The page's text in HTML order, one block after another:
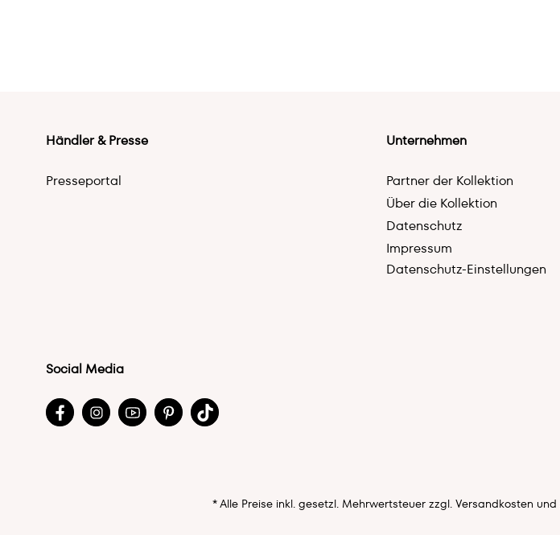
Händler & Presse
Presseportal
Unternehmen
Partner der Kollektion
Über die Kollektion
Datenschutz
Impressum
Datenschutz-Einstellungen
Social Media
* Alle Preise inkl. gesetzl. Mehrwertsteuer zzgl. Versandkosten